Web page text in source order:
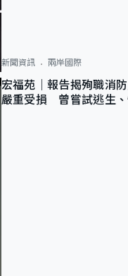
新聞資訊 兩岸國際
宏福苑｜報告揭殉職消
嚴重受損 曾嘗試逃生、